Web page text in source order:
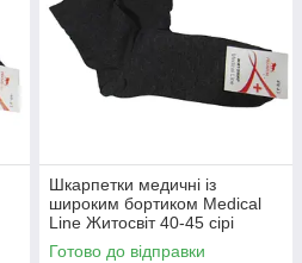
Шкарпетки медичні із
широким бортиком Medical
Line Житосвіт 40-45 сірі
Готово до відправки